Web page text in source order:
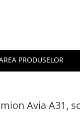
PRODUSELOR
Avia A31,